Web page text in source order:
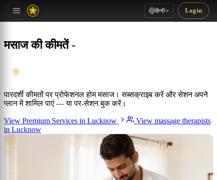
हिन्दी Login
मसाज की कीमतें -
पारदर्शी कीमतों पर प्रोफेशनल होम मसाज। सब्सक्राइब करें और सेशन अपने
प्लान में शामिल पाएं — या पर-सेशन बुक करें।
View Premium Services in Lucknow
View massage therapists
in Lucknow